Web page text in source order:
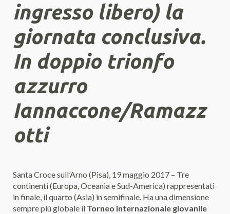
ingresso libero) la
giornata conclusiva.
In doppio trionfo
azzurro
Iannaccone/Ramazz
otti
Santa Croce sull’Arno (Pisa), 19 maggio 2017 – Tre
continenti (Europa, Oceania e Sud-America) rappresentati
in finale, il quarto (Asia) in semifinale. Ha una dimensione
sempre più globale il Torneo internazionale giovanile